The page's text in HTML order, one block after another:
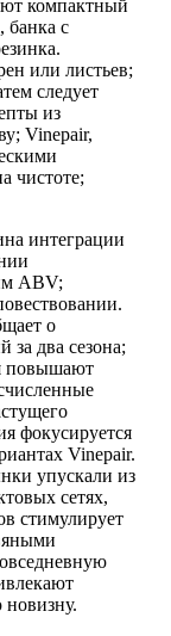
компактный
банка с
или листьев;
следует
из
Vinepair,
чистоте;
интеграции
ABV;
о
за два сезона;
повышают
фокусируется
Vinepair.
упускали из
сетях,
стимулирует